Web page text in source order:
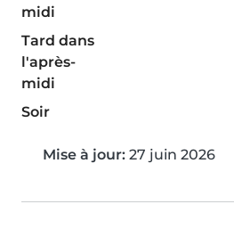
midi
Tard dans
l'après-
midi
Soir
Mise à jour: 27 juin 2026